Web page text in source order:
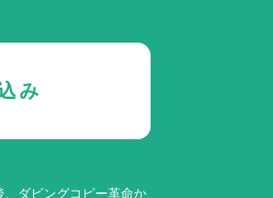
み
ダビングコピー革命か